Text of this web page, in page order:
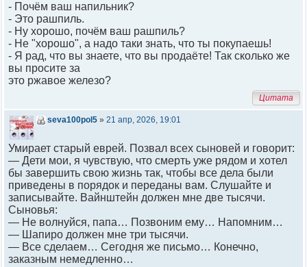
- Почём ваш напильник?
- Это рашпиль.
- Ну хорошо, почём ваш рашпиль?
- Не "хорошо", а надо таки знать, что ты покупаешь!
- Я рад, что вы знаете, что вы продаёте! Так сколько же
вы просите за
это ржавое железо?
Цитата
seva100pol5 » 21 апр, 2026, 19:01
Умирает старый еврей. Позвал всех сыновей и говорит:
— Дети мои, я чувствую, что смерть уже рядом и хотел
бы завершить свою жизнь так, чтобы все дела были
приведены в порядок и переданы вам. Слушайте и
записывайте. Вайнштейн должен мне две тысячи.
Сыновья:
— Не волнуйся, папа… Позвоним ему… Напомним…
— Шапиро должен мне три тысячи.
— Все сделаем… Сегодня же письмо… Конечно,
заказным немедленно…